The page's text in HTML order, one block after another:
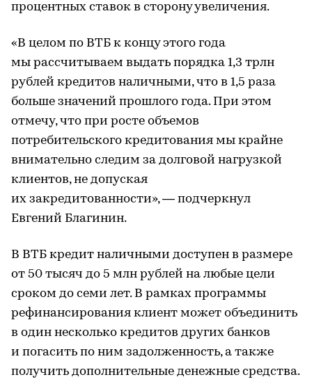
процентных ставок в сторону увеличения.
«В целом по ВТБ к концу этого года
мы рассчитываем выдать порядка 1,3 трлн
рублей кредитов наличными, что в 1,5 раза
больше значений прошлого года. При этом
отмечу, что при росте объемов
потребительского кредитования мы крайне
внимательно следим за долговой нагрузкой
клиентов, не допуская
их закредитованности», — подчеркнул
Евгений Благинин.
В ВТБ кредит наличными доступен в размере
от 50 тысяч до 5 млн рублей на любые цели
сроком до семи лет. В рамках программы
рефинансирования клиент может объединить
в один несколько кредитов других банков
и погасить по ним задолженность, а также
получить дополнительные денежные средства.